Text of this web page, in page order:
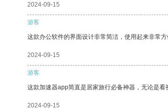
2024-09-15
游客
这款办公软件的界面设计非常简洁，使用起来非常
2024-09-15
游客
这款加速器app简直是居家旅行必备神器，无论是
2024-09-15